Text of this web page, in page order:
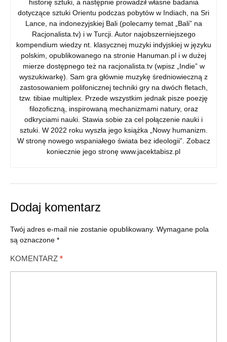
historię sztuki, a następnie prowadził własne badania
dotyczące sztuki Orientu podczas pobytów w Indiach, na Sri
Lance, na indonezyjskiej Bali (polecamy temat „Bali” na
Racjonalista.tv) i w Turcji. Autor najobszerniejszego
kompendium wiedzy nt. klasycznej muzyki indyjskiej w języku
polskim, opublikowanego na stronie Hanuman.pl i w dużej
mierze dostępnego też na racjonalista.tv (wpisz „Indie” w
wyszukiwarkę). Sam gra głównie muzykę średniowieczną z
zastosowaniem polifonicznej techniki gry na dwóch fletach,
tzw. tibiae multiplex. Przede wszystkim jednak pisze poezję
filozoficzną, inspirowaną mechanizmami natury, oraz
odkryciami nauki. Stawia sobie za cel połączenie nauki i
sztuki. W 2022 roku wyszła jego książka „Nowy humanizm.
W stronę nowego wspaniałego świata bez ideologii”. Zobacz
koniecznie jego stronę www.jacektabisz.pl
Dodaj komentarz
Twój adres e-mail nie zostanie opublikowany. Wymagane pola
są oznaczone *
KOMENTARZ *